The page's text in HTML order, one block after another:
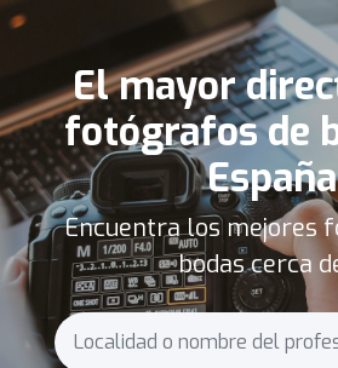
El mayor
fotógrafos de
España
Encuentra los mejores
bodas cerca